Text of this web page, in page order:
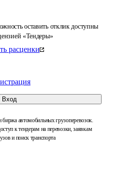
оставить отклик доступны
«Тендеры»
расценки
Вход
автомобильных грузоперевозок.
к тендерам на перевозки, заявкам
и поиск транспорта